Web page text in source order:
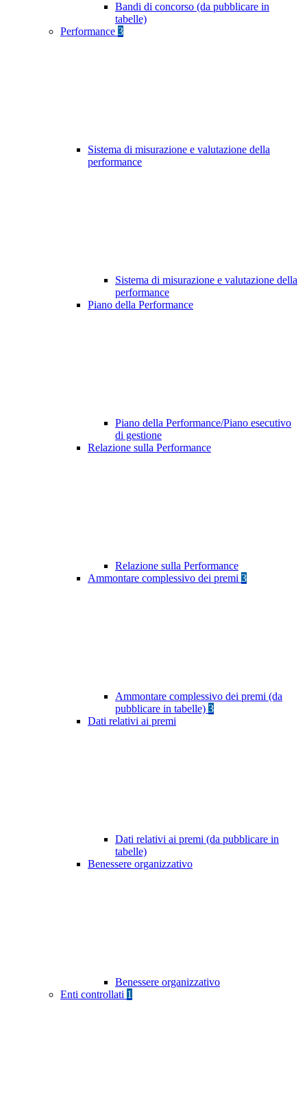
Bandi di concorso (da pubblicare in
tabelle)
Performance 3
Sistema di misurazione e valutazione della
performance
Sistema di misurazione e valutazione della
performance
Piano della Performance
Piano della Performance/Piano esecutivo
di gestione
Relazione sulla Performance
Relazione sulla Performance
Ammontare complessivo dei premi 3
Ammontare complessivo dei premi (da
pubblicare in tabelle) 3
Dati relativi ai premi
Dati relativi ai premi (da pubblicare in
tabelle)
Benessere organizzativo
Benessere organizzativo
Enti controllati 1